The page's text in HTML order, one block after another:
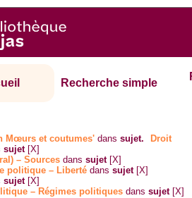
Recherche simple
Mœurs et coutumes' danssujet.
Droit
sujet [X]
– Sources danssujet [X]
politique – Liberté danssujet [X]
sujet [X]
– Régimes politiques danssujet [X]